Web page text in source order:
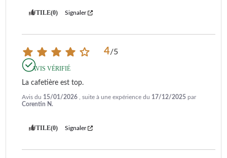
UTILE(0) Signaler
4/5
AVIS VÉRIFIÉ
La cafetière est top.
Avis du 15/01/2026 , suite à une expérience du 17/12/2025 par
Corentin N.
UTILE(0) Signaler